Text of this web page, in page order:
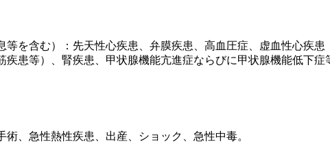
を含む）：先天性心疾患、弁膜疾患、高血圧症、虚血性心疾
患等）、腎疾患、甲状腺機能亢進症ならびに甲状腺機能低下症
、急性熱性疾患、出産、ショック、急性中毒。